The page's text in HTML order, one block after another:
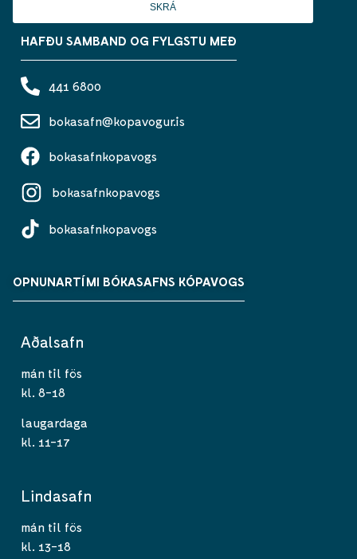
SKRÁ
HAFÐU SAMBAND OG FYLGSTU MEÐ
441 6800
bokasafn@kopavogur.is
bokasafnkopavogs
bokasafnkopavogs
bokasafnkopavogs
OPNUNARTÍMI BÓKASAFNS KÓPAVOGS
Aðalsafn
mán til fös
kl. 8-18
laugardaga
kl. 11-17
Lindasafn
mán til fös
kl. 13-18